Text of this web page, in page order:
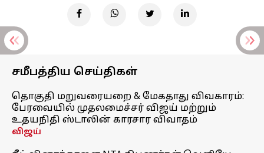
சமீபத்திய செய்திகள்
தொகுதி மறுவரையறை & மேகதாது விவகாரம்:
பேரவையில் முதலமைச்சர் விஜய் மற்றும்
உதயநிதி ஸ்டாலின் காரசார விவாதம்
விஜய்